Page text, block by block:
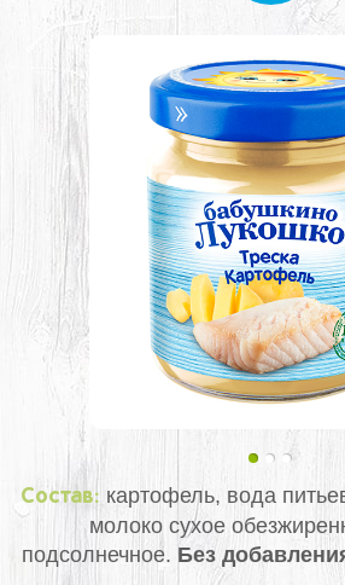
Состав: картофель, вода
молоко сухое
подсолнечное. Без